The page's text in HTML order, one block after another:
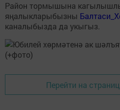
Район тормышына
яңалыкларыбызны
каналыбызда да укыгыз.
Перейти на